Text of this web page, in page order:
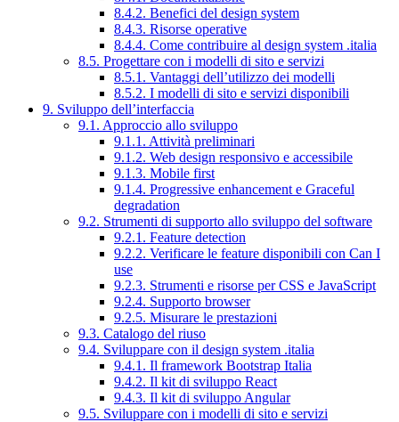
8.4.2. Benefici del design system
8.4.3. Risorse operative
8.4.4. Come contribuire al design system .italia
8.5. Progettare con i modelli di sito e servizi
8.5.1. Vantaggi dell’utilizzo dei modelli
8.5.2. I modelli di sito e servizi disponibili
9. Sviluppo dell’interfaccia
9.1. Approccio allo sviluppo
9.1.1. Attività preliminari
9.1.2. Web design responsivo e accessibile
9.1.3. Mobile first
9.1.4. Progressive enhancement e Graceful
degradation
9.2. Strumenti di supporto allo sviluppo del software
9.2.1. Feature detection
9.2.2. Verificare le feature disponibili con Can I
use
9.2.3. Strumenti e risorse per CSS e JavaScript
9.2.4. Supporto browser
9.2.5. Misurare le prestazioni
9.3. Catalogo del riuso
9.4. Sviluppare con il design system .italia
9.4.1. Il framework Bootstrap Italia
9.4.2. Il kit di sviluppo React
9.4.3. Il kit di sviluppo Angular
9.5. Sviluppare con i modelli di sito e servizi